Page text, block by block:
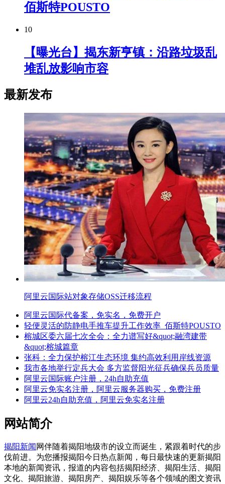
佰斯特POUSTO
10
【曝光台】揭东新亨镇：沿路垃圾乱
堆乱放影响市容
最新发布
阿里云国际站对象存储OSS迁移流程
阿里云国际代备案，免实名，免费开户
轻便灵活的防静电手推车提升工作效率_佰斯特POUSTO
榕城区委六届七次全会：全力谱写好&quot;融湾建带
&quot;榕城篇章
张科：全力保护榕江生态环境 集约高效利用岸线资源
我市各地举行定兵大会 多方监督阳光征兵确保兵员质量
阿里云国际账户注册，24h自助充值
阿里云免实名注册，阿里云服务器购买，免费注册
阿里云24h自助充值，阿里云免实名注册
网站简介
揭阳新闻 网伴随着揭阳地级市的设立而诞生，紧跟着时代的步
伐前进。为您播报揭阳今日热点新闻，每日最快速的更新揭阳
本地的新闻资讯，报道的内容包括揭阳经济、揭阳生活、揭阳
文化、揭阳旅游、揭阳房产、揭阳娱乐等各个领域的图文资讯